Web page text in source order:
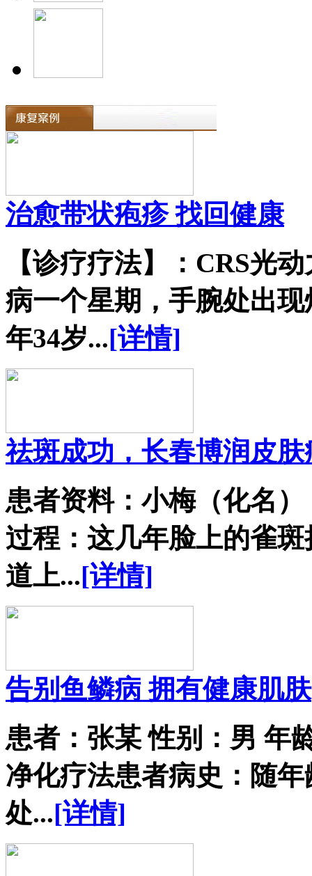
治愈带状疱疹 找回健康
【诊疗疗法】：CRS光
病一个星期，手腕处出
年34岁...[详情]
祛斑成功，长春博润皮
患者资料：小梅（化名
过程：这几年脸上的雀
道上...[详情]
告别鱼鳞病 拥有健康肌肤
患者：张某 性别：男 年
净化疗法患者病史：随
处...[详情]